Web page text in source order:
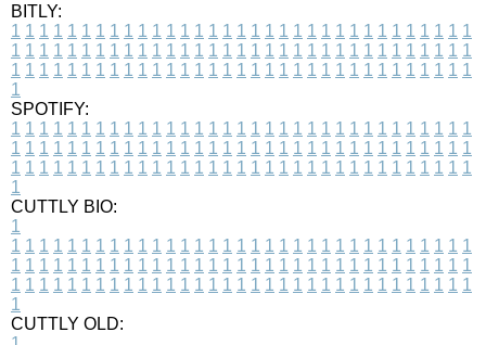
BITLY:
1 1 1 1 1 1 1 1 1 1 1 1 1 1 1 1 1 1 1 1 1 1 1 1 1 1 1 1 1 1 1 1 1
1 1 1 1 1 1 1 1 1 1 1 1 1 1 1 1 1 1 1 1 1 1 1 1 1 1 1 1 1 1 1 1 1
1 1 1 1 1 1 1 1 1 1 1 1 1 1 1 1 1 1 1 1 1 1 1 1 1 1 1 1 1 1 1 1 1
1
SPOTIFY:
1 1 1 1 1 1 1 1 1 1 1 1 1 1 1 1 1 1 1 1 1 1 1 1 1 1 1 1 1 1 1 1 1
1 1 1 1 1 1 1 1 1 1 1 1 1 1 1 1 1 1 1 1 1 1 1 1 1 1 1 1 1 1 1 1 1
1 1 1 1 1 1 1 1 1 1 1 1 1 1 1 1 1 1 1 1 1 1 1 1 1 1 1 1 1 1 1 1 1
1
CUTTLY BIO:
1
1 1 1 1 1 1 1 1 1 1 1 1 1 1 1 1 1 1 1 1 1 1 1 1 1 1 1 1 1 1 1 1 1
1 1 1 1 1 1 1 1 1 1 1 1 1 1 1 1 1 1 1 1 1 1 1 1 1 1 1 1 1 1 1 1 1
1 1 1 1 1 1 1 1 1 1 1 1 1 1 1 1 1 1 1 1 1 1 1 1 1 1 1 1 1 1 1 1 1
1
CUTTLY OLD: